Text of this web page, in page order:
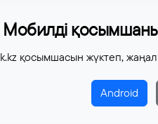
Мобилді
қосымшасын жүктеп,
Android